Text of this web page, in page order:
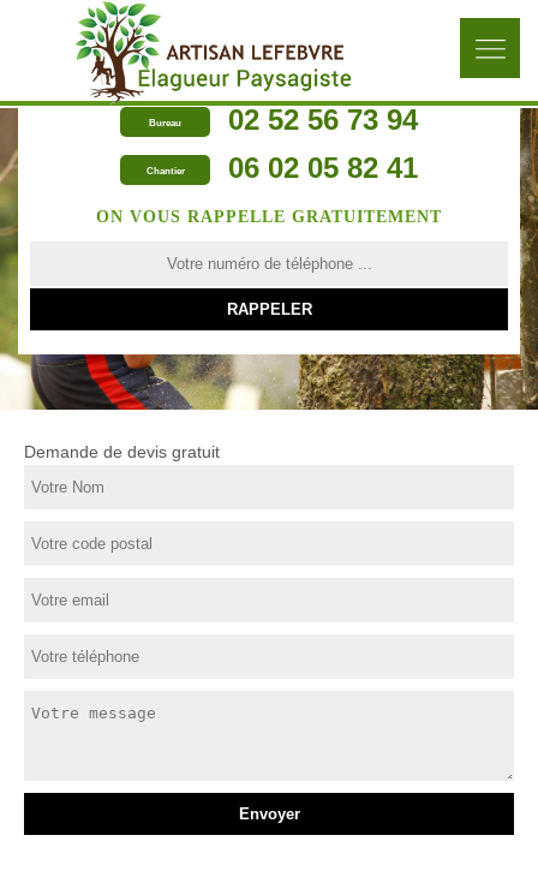
Bureau 02 52 56 73 94
Chantier 06 02 05 82 41
ON VOUS RAPPELLE GRATUITEMENT
Demande de devis gratuit